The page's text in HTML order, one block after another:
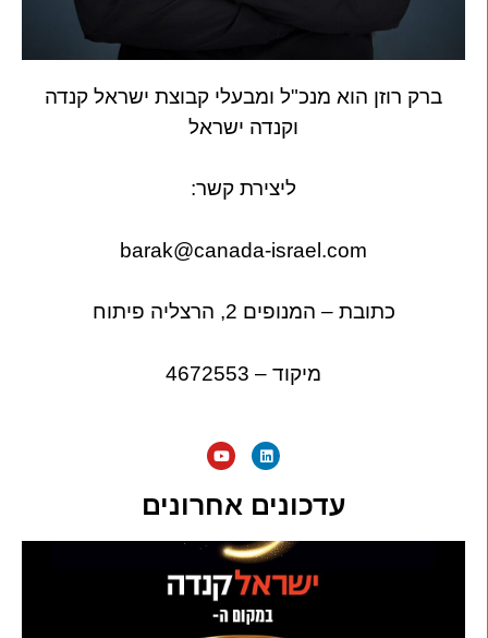
ברק רוזן הוא מנכ"ל ומבעלי קבוצת ישראל קנדה
וקנדה ישראל
ליצירת קשר:
barak@canada-israel.com
כתובת – המנופים 2, הרצליה פיתוח
מיקוד – 4672553
עדכונים אחרונים